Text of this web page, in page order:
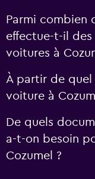
Parmi combien
effectue-t-il des
voitures à
À partir de quel
voiture à
De quels
a-t-on besoin
Cozumel ?